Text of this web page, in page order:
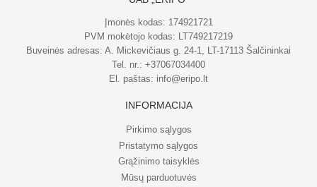
Įmonės kodas: 174921721
PVM mokėtojo kodas: LT749217219
Buveinės adresas: A. Mickevičiaus g. 24-1, LT-17113 Šalčininkai
Tel. nr.: +37067034400
El. paštas: info@eripo.lt
INFORMACIJA
Pirkimo sąlygos
Pristatymo sąlygos
Grąžinimo taisyklės
Mūsų parduotuvės